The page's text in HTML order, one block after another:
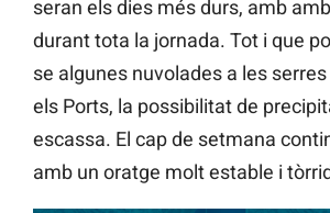
seran els dies més durs, amb
durant tota la jornada. Tot i que
se algunes nuvolades a les serres
els Ports, la possibilitat de
escassa. El cap de setmana
amb un oratge molt estable i